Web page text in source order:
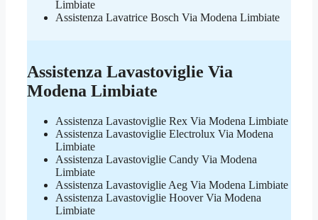
Limbiate
Assistenza Lavatrice Bosch Via Modena Limbiate
Assistenza Lavastoviglie Via
Modena Limbiate
Assistenza Lavastoviglie Rex Via Modena Limbiate
Assistenza Lavastoviglie Electrolux Via Modena
Limbiate
Assistenza Lavastoviglie Candy Via Modena
Limbiate
Assistenza Lavastoviglie Aeg Via Modena Limbiate
Assistenza Lavastoviglie Hoover Via Modena
Limbiate